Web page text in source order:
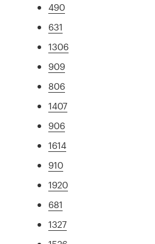
490
631
1306
909
806
1407
906
1614
910
1920
681
1327